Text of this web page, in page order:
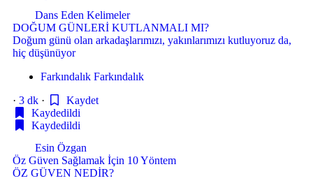
Dans Eden Kelimeler
DOĞUM GÜNLERİ KUTLANMALI MI?
Doğum günü olan arkadaşlarımızı, yakınlarımızı kutluyoruz da,
hiç düşünüyor
Farkındalık Farkındalık
· 3 dk ·
Kaydet
Kaydedildi
Kaydedildi
Esin Özgan
Öz Güven Sağlamak İçin 10 Yöntem
ÖZ GÜVEN NEDİR?